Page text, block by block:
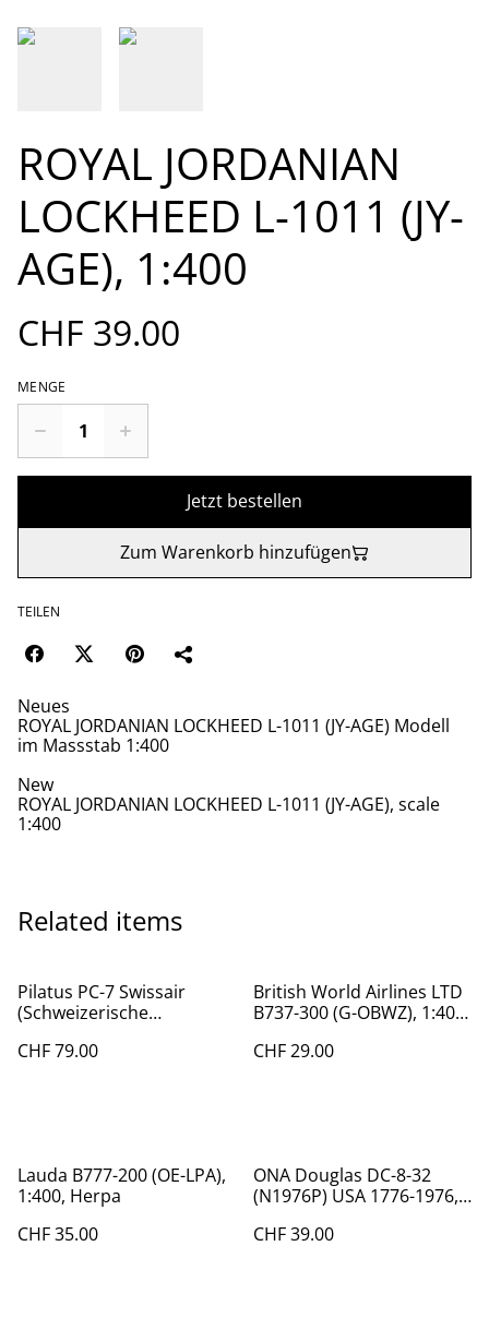
ROYAL JORDANIAN
LOCKHEED L-1011 (JY-
AGE), 1:400
CHF 39.00
MENGE
Jetzt bestellen
Zum Warenkorb hinzufügen
TEILEN
Neues
ROYAL JORDANIAN LOCKHEED L-1011 (JY-AGE) Modell
im Massstab 1:400
New
ROYAL JORDANIAN LOCKHEED L-1011 (JY-AGE), scale
1:400
Related items
Pilatus PC-7 Swissair
(Schweizerische
HOQ), 1:72, Herpa
CHF 79.00
British World Airlines LTD
B737-300 (G-OBWZ), 1:400,
CHF 29.00
Lauda B777-200 (OE-LPA),
1:400, Herpa
CHF 35.00
ONA Douglas DC-8-32
(N1976P) USA 1776-1976,
CHF 39.00